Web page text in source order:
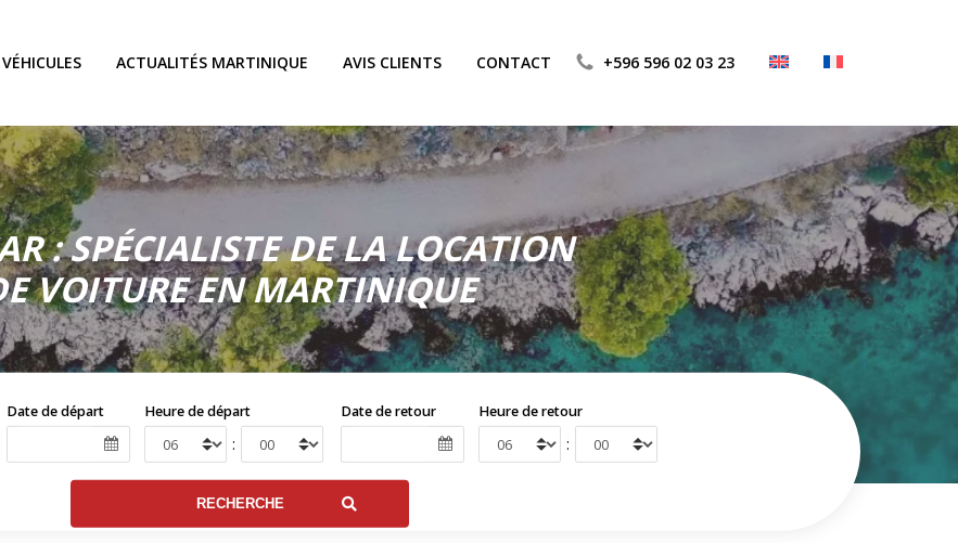
VÉHICULES ACTUALITÉS MARTINIQUE AVIS CLIENTS CONTACT +596 596 02 03 23
: SPÉCIALISTE DE LA LOCATION
VOITURE EN MARTINIQUE
Date de départ Heure de départ
:
Date de retour Heure de retour
: